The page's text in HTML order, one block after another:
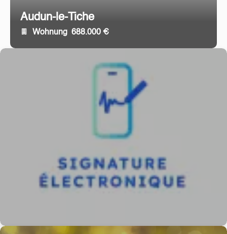
Audun-le-Tiche
Wohnung 688.000 €